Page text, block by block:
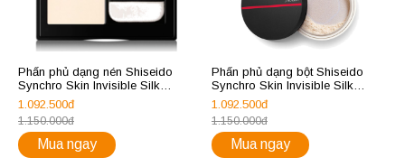
Phấn phủ dạng nén Shiseido
Synchro Skin Invisible Silk
Pressed Powder
1.092.500đ
1.150.000đ
Mua ngay
Phấn phủ dạng bột Shiseido
Synchro Skin Invisible Silk
Loose Powder
1.092.500đ
1.150.000đ
Mua ngay